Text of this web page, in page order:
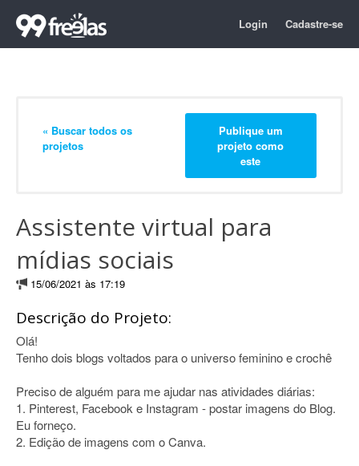
Login Cadastre-se
« Buscar todos os
projetos
Publique um
projeto como
este
Assistente virtual para
mídias sociais
15/06/2021 às 17:19
Descrição do Projeto:
Olá!
Tenho dois blogs voltados para o universo feminino e crochê
Preciso de alguém para me ajudar nas atividades diárias:
1. Pinterest, Facebook e Instagram - postar imagens do Blog.
Eu forneço.
2. Edição de imagens com o Canva.